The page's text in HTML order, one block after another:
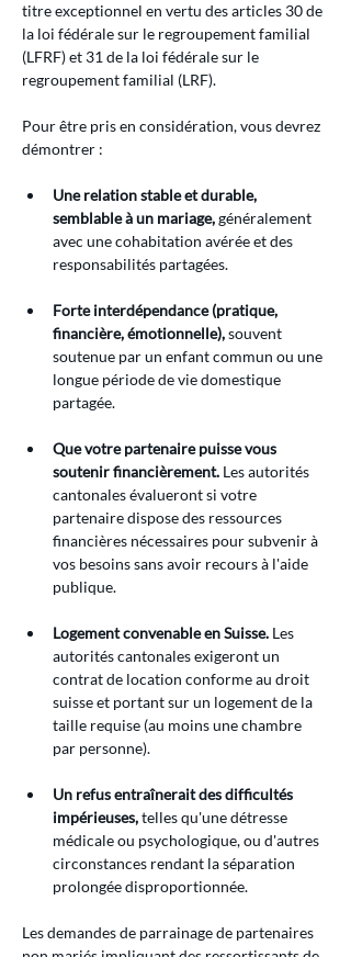
titre exceptionnel en vertu des articles 30 de
la loi fédérale sur le regroupement familial
(LFRF) et 31 de la loi fédérale sur le
regroupement familial (LRF).
Pour être pris en considération, vous devrez
démontrer :
Une relation stable et durable,
semblable à un mariage, généralement
avec une cohabitation avérée et des
responsabilités partagées.
Forte interdépendance (pratique,
financière, émotionnelle), souvent
soutenue par un enfant commun ou une
longue période de vie domestique
partagée.
Que votre partenaire puisse vous
soutenir financièrement. Les autorités
cantonales évalueront si votre
partenaire dispose des ressources
financières nécessaires pour subvenir à
vos besoins sans avoir recours à l'aide
publique.
Logement convenable en Suisse. Les
autorités cantonales exigeront un
contrat de location conforme au droit
suisse et portant sur un logement de la
taille requise (au moins une chambre
par personne).
Un refus entraînerait des difficultés
impérieuses, telles qu'une détresse
médicale ou psychologique, ou d'autres
circonstances rendant la séparation
prolongée disproportionnée.
Les demandes de parrainage de partenaires